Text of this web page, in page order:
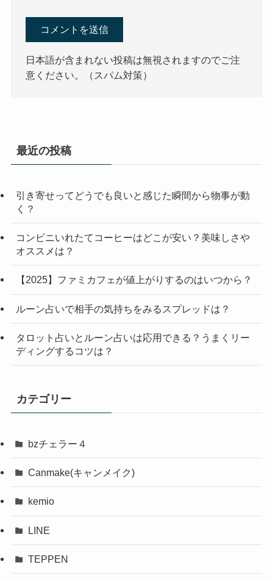
日本語が含まれない投稿は無視されますのでご注
意ください。（スパム対策）
最近の投稿
引き寄せってどうでも良いと感じた瞬間から物事が動
く？
コンビニいれたてコーヒーはどこが安い？美味しさや
オススメは？
【2025】ファミカフェが値上がりするのはいつから？
ルーン占いで相手の気持ちをみるスプレッドは？
タロット占いとルーン占いは応用できる？うまくリー
ディングするコツは？
カテゴリー
bzチェラー４
Canmake(キャンメイク)
kemio
LINE
TEPPEN